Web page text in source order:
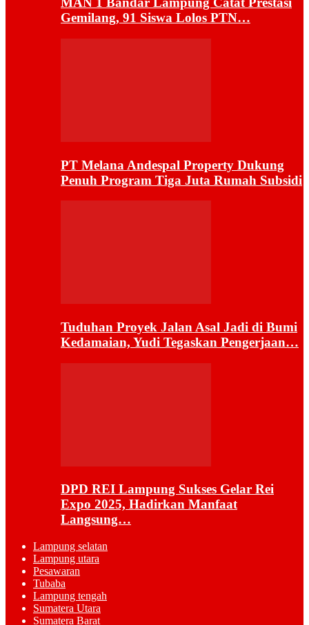
Gemilang, 91 Siswa Lolos PTN…
PT Melana Andespal Property Dukung
Penuh Program Tiga Juta Rumah Subsidi
Tuduhan Proyek Jalan Asal Jadi di Bumi
Kedamaian, Yudi Tegaskan Pengerjaan…
DPD REI Lampung Sukses Gelar Rei
Expo 2025, Hadirkan Manfaat
Langsung…
Lampung selatan
Lampung utara
Pesawaran
Tubaba
Lampung tengah
Sumatera Utara
Sumatera Barat